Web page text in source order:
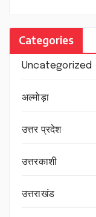
Categories
Uncategorized
अल्मोड़ा
उत्तर प्रदेश
उत्तरकाशी
उत्तराखंड